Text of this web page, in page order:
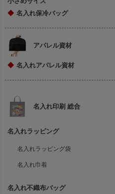
◆ 名入れ保冷バッグ
アパレル資材
◆ 名入れアパレル資材
名入れ印刷 総合
名入れラッピング
名入れラッピング袋
名入れ巾着
名入れ不織布バッグ